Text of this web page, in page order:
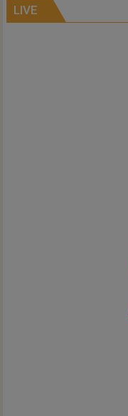
LIVE